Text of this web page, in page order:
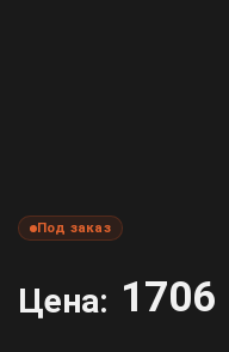
Под заказ
Цена: 1706